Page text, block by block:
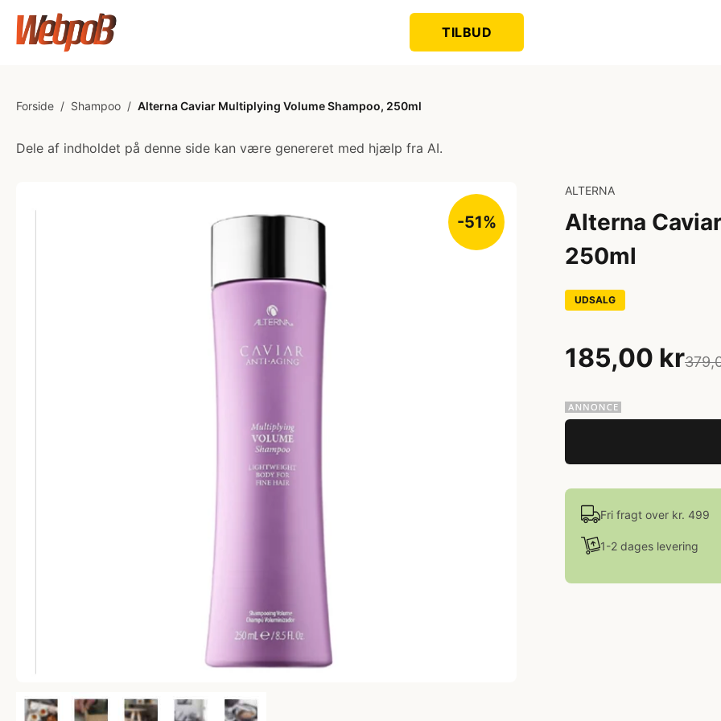
TILBUD
Forside / Shampoo / Alterna Caviar Multiplying Volume Shampoo, 250ml
Dele af indholdet på denne side kan være genereret med hjælp fra AI.
-51%
ALTERNA
Alterna
250ml
UDSALG
185,00 kr
Fri fragt over kr. 499
1-2 dages levering